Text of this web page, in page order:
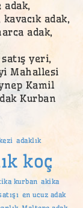
adak,
adak,
yeri,
Mahallesi
Kamil
Kurban
adaklık
koç
kurban akika
en ucuz adak